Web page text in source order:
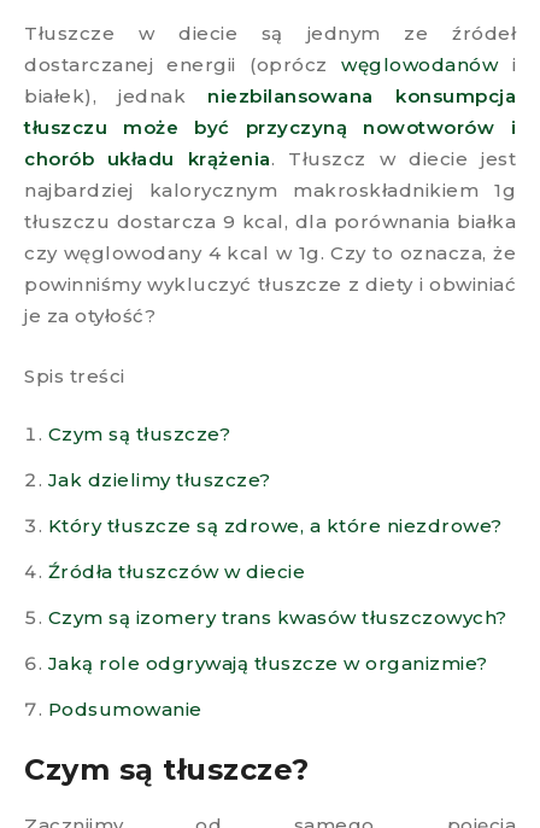
Tłuszcze w diecie są jednym ze źródeł
dostarczanej energii (opróczwęglowodanówi
białek), jednak niezbilansowana konsumpcja
tłuszczu może być przyczyną nowotworów i
chorób układu krążenia. Tłuszcz w diecie jest
najbardziej kalorycznym makroskładnikiem 1g
tłuszczu dostarcza 9 kcal, dla porównania białka
czy węglowodany 4 kcal w 1g. Czy to oznacza, że
powinniśmy wykluczyć tłuszcze z diety i obwiniać
je za otyłość?
Spis treści
Czym są tłuszcze?
Jak dzielimy tłuszcze?
Który tłuszcze są zdrowe, a które niezdrowe?​
Źródła tłuszczów w diecie ​
Czym są izomery trans kwasów tłuszczowych?​
Jaką role odgrywają tłuszcze w organizmie?​
Podsumowanie
Czym są tłuszcze?​